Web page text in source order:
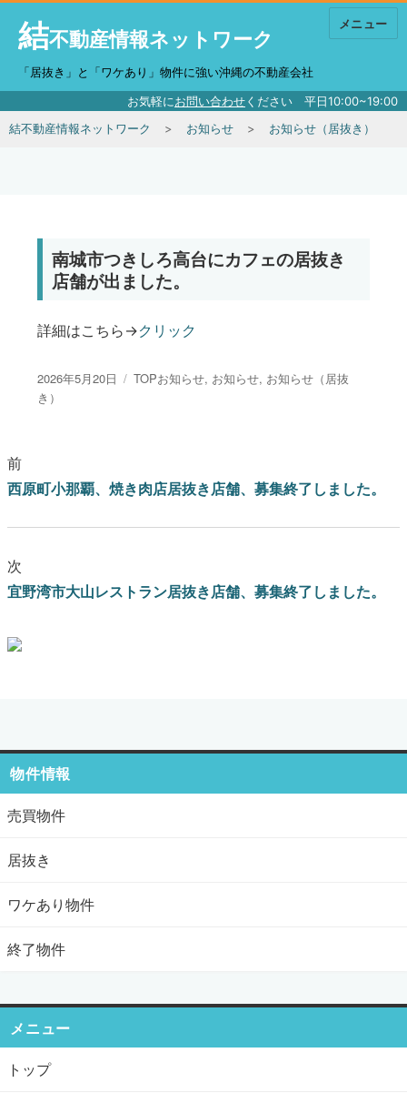
結不動産情報ネットワーク
「居抜き」と「ワケあり」物件に強い沖縄の不動産会社
お気軽にお問い合わせください 平日10:00~19:00
メニュー
結不動産情報ネットワーク お知らせ お知らせ（居抜き）
南城市つきしろ高台にカフェの居抜き
店舗が出ました。
詳細はこちら→クリック
投稿日:
2026年5月20日 カテゴリー
TOPお知らせ, お知らせ, お知らせ（居抜
き）
前
西原町小那覇、焼き肉店居抜き店舗、募集終了しました。
次
宜野湾市大山レストラン居抜き店舗、募集終了しました。
物件情報
売買物件
居抜き
ワケあり物件
終了物件
メニュー
トップ